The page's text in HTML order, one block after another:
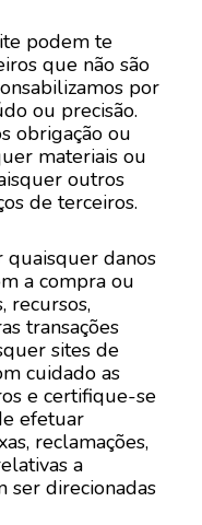
podem te
que não são
por
ou precisão.
obrigação ou
materiais ou
outros
de terceiros.
quaisquer danos
a compra ou
recursos,
transações
sites de
cuidado as
e certifique-se
efetuar
reclamações,
a
ser direcionadas